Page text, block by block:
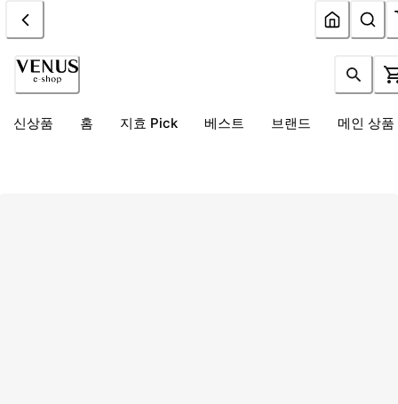
신상품 홈 지효 Pick 베스트 브랜드 메인 상품